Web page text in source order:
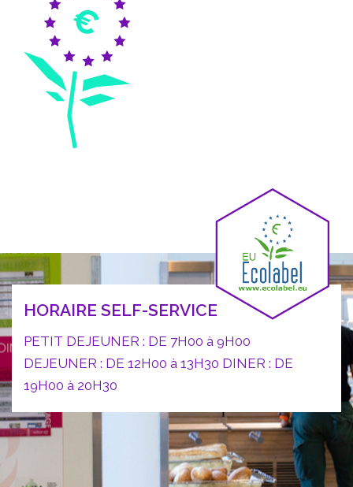
HORAIRE SELF-SERVICE
PETIT DEJEUNER : DE 7H00 à 9H00
DEJEUNER : DE 12H00 à 13H30 DINER : DE
19H00 à 20H30